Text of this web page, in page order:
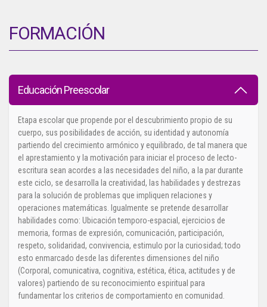
FORMACIÓN
EducaciónPreescolar
Etapa escolar que propende por el descubrimiento propio de su
cuerpo, sus posibilidades de acción, su identidad y autonomía
partiendo del crecimiento armónico y equilibrado, de tal manera que
el aprestamiento y la motivación para iniciar el proceso de lecto-
escritura sean acordes a las necesidades del niño, a la par durante
este ciclo, se desarrolla la creatividad, las habilidades y destrezas
para la solución de problemas que impliquen relaciones y
operaciones matemáticas. Igualmente se pretende desarrollar
habilidades como: Ubicación temporo-espacial, ejercicios de
memoria, formas de expresión, comunicación, participación,
respeto, solidaridad, convivencia, estimulo por la curiosidad; todo
esto enmarcado desde las diferentes dimensiones del niño
(Corporal, comunicativa, cognitiva, estética, ética, actitudes y de
valores) partiendo de su reconocimiento espiritual para
fundamentar los criterios de comportamiento en comunidad.